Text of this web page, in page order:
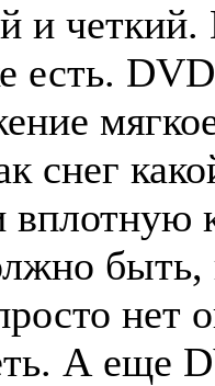
и
есть.
снег
вплотную
нет
А еще